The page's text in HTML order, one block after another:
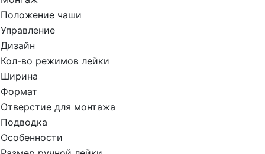
Положение чаши
Управление
Дизайн
Кол-во режимов лейки
Ширина
Формат
Отверстие для монтажа
Подводка
Особенности